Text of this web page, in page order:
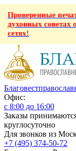
Проверенные
духовных
сетях!
Благовест
Офис:
с 8:00 до 16:00
Заказы
круглосуточно
Для звонков из
+7 (495) 374-50-72